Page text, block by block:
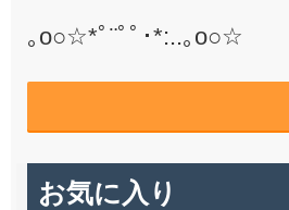
｡o○☆*ﾟ¨ﾟﾟ･*:..｡o○☆
お気に入り